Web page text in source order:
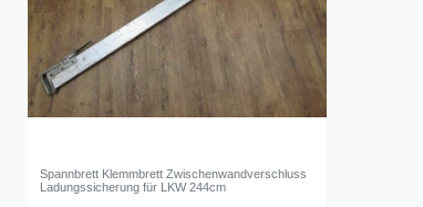
Spannbrett Klemmbrett Zwischenwandverschluss
Ladungssicherung für LKW 244cm